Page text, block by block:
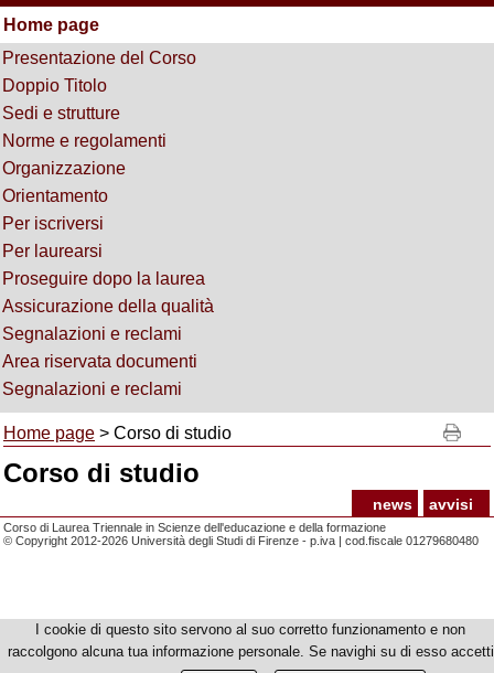
Home page
Presentazione del Corso
Doppio Titolo
Sedi e strutture
Norme e regolamenti
Organizzazione
Orientamento
Per iscriversi
Per laurearsi
Proseguire dopo la laurea
Assicurazione della qualità
Segnalazioni e reclami
Area riservata documenti
Segnalazioni e reclami
Home page > Corso di studio
Corso di studio
news avvisi
Corso di Laurea Triennale in Scienze dell'educazione e della formazione
© Copyright 2012-2026 Università degli Studi di Firenze - p.iva | cod.fiscale 01279680480
I cookie di questo sito servono al suo corretto funzionamento e non
raccolgono alcuna tua informazione personale. Se navighi su di esso accetti